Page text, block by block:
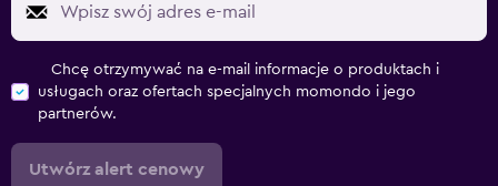
Chcę otrzymywać na e-mail informacje o produktach i
usługach oraz ofertach specjalnych momondo i jego
partnerów.
Utwórz alert cenowy